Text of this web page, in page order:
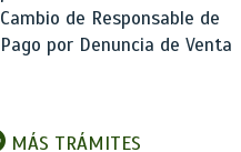
Cambio de Responsable de
Pago por Denuncia de Venta
MÁS TRÁMITES